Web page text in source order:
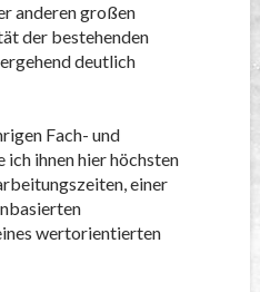
anderen großen
der bestehenden
deutlich
Fach- und
ihnen hier höchsten
einer
wertorientierten